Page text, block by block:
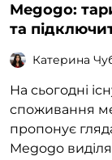
Megogo:
та
Катерина
На сьогодні
споживання
пропонує
Megogo